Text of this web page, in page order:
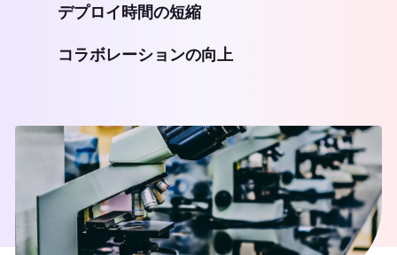
デプロイ時間の短縮
コラボレーションの向上